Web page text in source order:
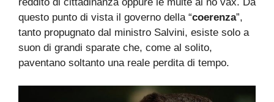
questo punto di vista il governo della “coerenza”,
tanto propugnato dal ministro Salvini, esiste solo a
suon di grandi sparate che, come al solito,
paventano soltanto una reale perdita di tempo.